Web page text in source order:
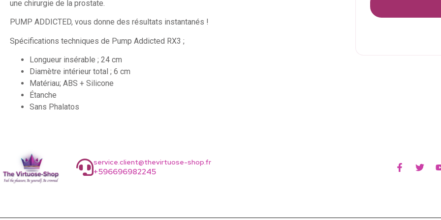
une chirurgie de la prostate.
PUMP ADDICTED, vous donne des résultats instantanés !
Spécifications techniques de Pump Addicted RX3 ;
Longueur insérable ; 24 cm
Diamètre intérieur total ; 6 cm
Matériau; ABS + Silicone
Étanche
Sans Phalatos
service.client@thevirtuose-shop.fr
+596696982245